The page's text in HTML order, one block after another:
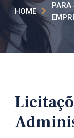
HOME
PARA